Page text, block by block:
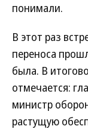
понимали.
В этот раз
переноса
была. В
отмечается:
министр
растущую